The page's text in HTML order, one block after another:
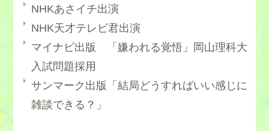
NHKあさイチ出演
NHK天才テレビ君出演
マイナビ出版 「嫌われる覚悟」岡山理科大
入試問題採用
サンマーク出版「結局どうすればいい感じに
雑談できる？」